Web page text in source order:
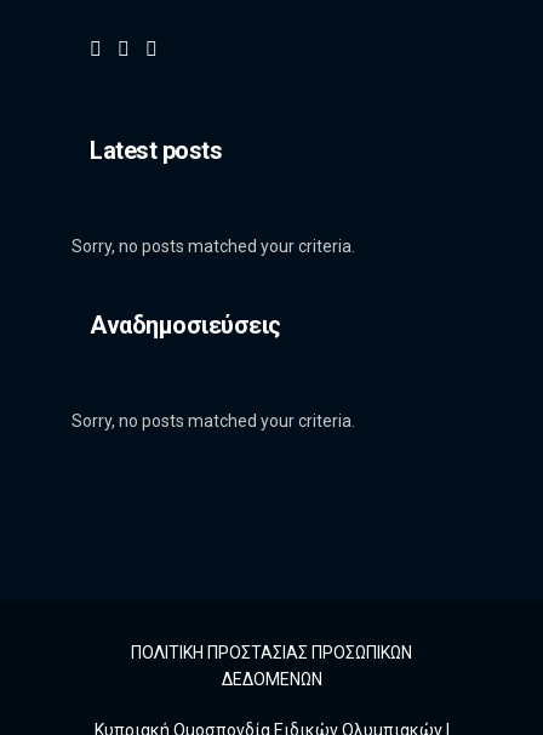
Latest posts
Sorry, no posts matched your criteria.
Αναδημοσιεύσεις
Sorry, no posts matched your criteria.
ΠΟΛΙΤΙΚΗ ΠΡΟΣΤΑΣΙΑΣ ΠΡΟΣΩΠΙΚΩΝ
ΔΕΔΟΜΕΝΩΝ
Κυπριακή Ομοσπονδία Ειδικών Ολυμπιακών |